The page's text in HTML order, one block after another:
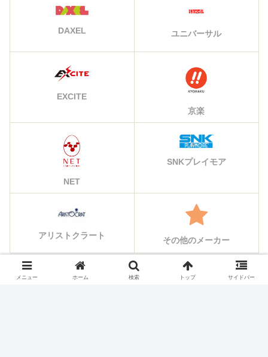
DAXEL ユニバーサル
EXCITE
京楽
NET
SNKプレイモア
アリストクラート その他のメーカー
メニュー ホーム 検索 トップ サイドバー